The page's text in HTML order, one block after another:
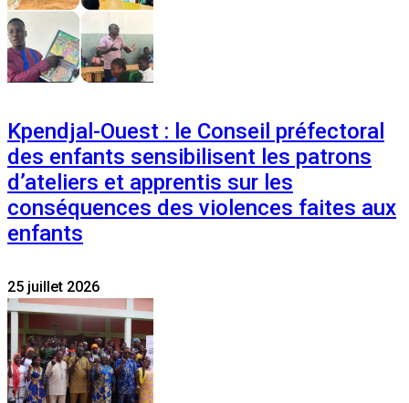
Kpendjal-Ouest : le Conseil préfectoral
des enfants sensibilisent les patrons
d’ateliers et apprentis sur les
conséquences des violences faites aux
enfants
25 juillet 2026